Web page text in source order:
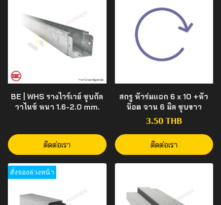
BE | WHS รางไวร์เวย์ ชุบกัล
วาไนซ์ หนา 1.6-2.0 mm.
ติดต่อเรา
สกรู หัวร่มแฉก 6 x 10 +หัว
น๊อต จาน 6 มิล ชุบขาว
3.50 THB
ติดต่อเรา
สั่งจองล่วงหน้า